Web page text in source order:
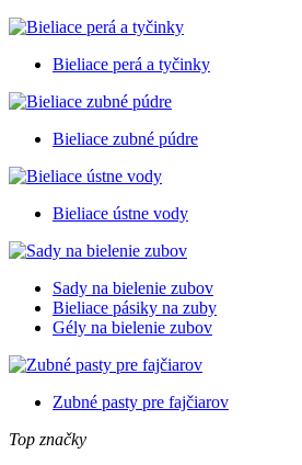
Bieliace perá a tyčinky
Bieliace zubné púdre
Bieliace ústne vody
Sady na bielenie zubov
Bieliace pásiky na zuby
Gély na bielenie zubov
Zubné pasty pre fajčiarov
Top značky